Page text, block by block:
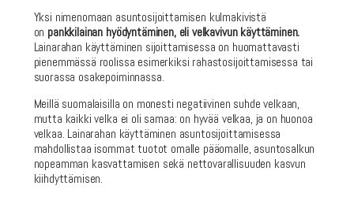
Yksi nimenomaan asuntosijoittamisen kulmakivistä
on pankkilainan hyödyntäminen, eli velkavivun käyttäminen.
Lainarahan käyttäminen sijoittamisessa on huomattavasti
pienemmässä roolissa esimerkiksi rahastosijoittamisessa tai
suorassa osakepoiminnassa.
Meillä suomalaisilla on monesti negatiivinen suhde velkaan,
mutta kaikki velka ei oli samaa: on hyvää velkaa, ja on huonoa
velkaa. Lainarahan käyttäminen asuntosijoittamisessa
mahdollistaa isommat tuotot omalle pääomalle, asuntosalkun
nopeamman kasvattamisen sekä nettovarallisuuden kasvun
kiihdyttämisen.